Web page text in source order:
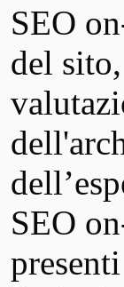
SEO
del
SEO